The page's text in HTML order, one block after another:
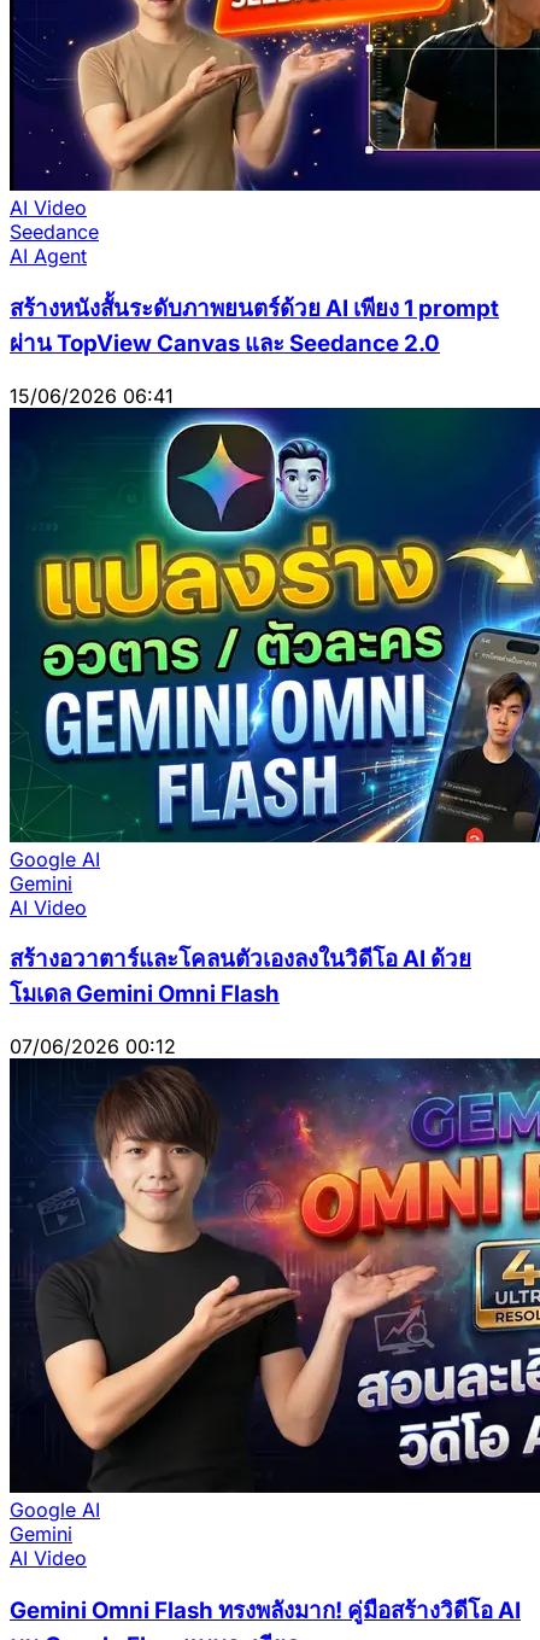
AI Video
Seedance
AI Agent
สร้างหนังสั้นระดับภาพยนตร์ด้วย AI เพียง 1 prompt
ผ่าน TopView Canvas และ Seedance 2.0
15/06/2026 06:41
Google AI
Gemini
AI Video
สร้างอวาตาร์และโคลนตัวเองลงในวิดีโอ AI ด้วย
โมเดล Gemini Omni Flash
07/06/2026 00:12
Google AI
Gemini
AI Video
Gemini Omni Flash ทรงพลังมาก! คู่มือสร้างวิดีโอ AI